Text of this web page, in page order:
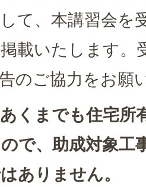
て、本講習会を
載いたします。
のご協力をお願
くまでも住宅所
で、助成対象工
ありません。